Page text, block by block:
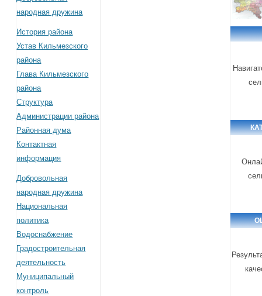
народная дружина
История района
Устав Кильмезского
района
Глава Кильмезского
района
Структура
Администрации района
Районная дума
Контактная
информация
Добровольная
народная дружина
Национальная
политика
Водоснабжение
Градостроительная
деятельность
Муниципальный
контроль